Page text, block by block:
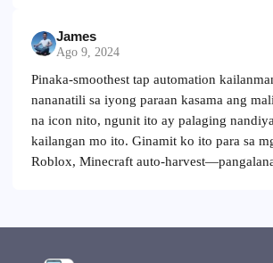
James
Ago 9, 2024
Pinaka-smoothest tap automation
nananatili sa iyong paraan kasama ang
na icon nito, ngunit ito ay palaging
kailangan mo ito. Ginamit ko ito para sa
Roblox, Minecraft auto-